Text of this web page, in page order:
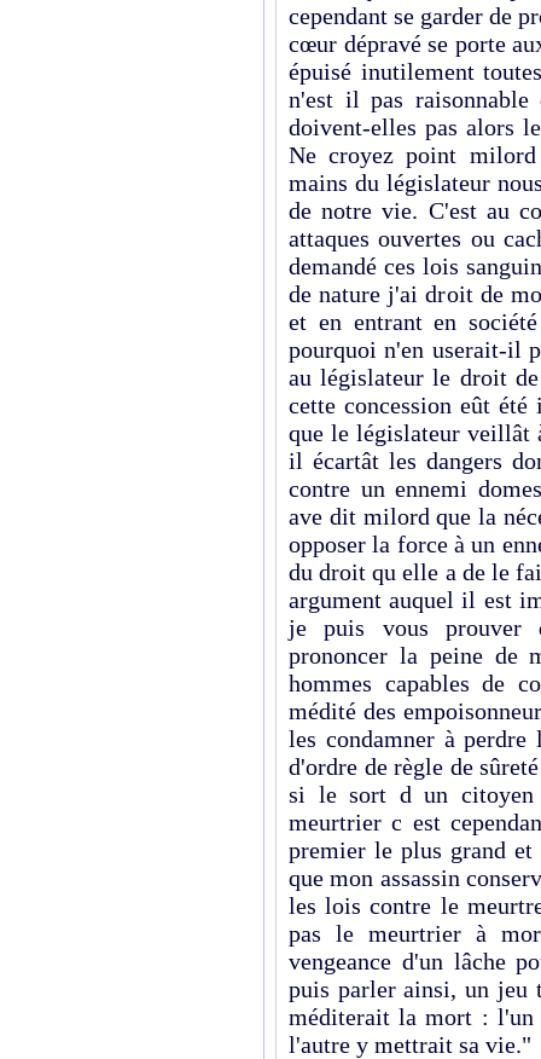
cependant se garder de
cœur dépravé se porte
épuisé inutilement
n'est il pas
doivent-elles pas alors
Ne croyez point milord
mains du législateur
de notre vie. C'est au
attaques ouvertes ou
demandé ces lois
de nature j'ai droit de
et en entrant en
pourquoi n'en userait-il
au législateur le droit
cette concession eût
que le législateur veillât
il écartât les dangers
contre un ennemi
ave dit milord que la
opposer la force à un
du droit qu elle a de le
argument auquel il est
je puis vous prouver
prononcer la peine de
hommes capables de
médité des
les condamner à
d'ordre de règle de
si le sort d un citoyen
meurtrier c est
premier le plus grand
que mon assassin
les lois contre le
pas le meurtrier à
vengeance d'un lâche
puis parler ainsi, un jeu
méditerait la mort : l'un
l'autre y mettrait sa vie."